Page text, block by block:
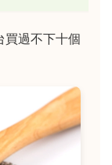
買過不下十個